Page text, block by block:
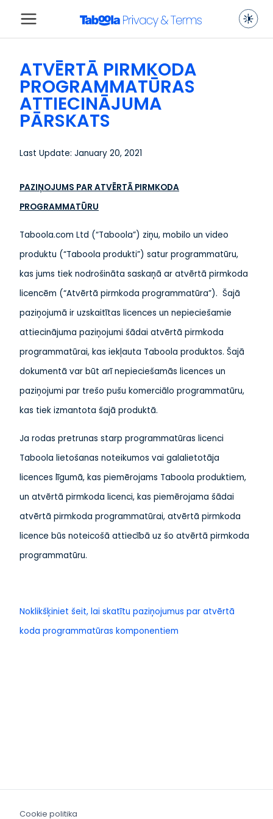
ATVĒRTĀ PIRMKODA
PROGRAMMATŪRAS
ATTIECINĀJUMA
PĀRSKATS
Last Update: January 20, 2021
PAZIŅOJUMS PAR ATVĒRTĀ PIRMKODA
PROGRAMMATŪRU
Taboola.com Ltd (“Taboola”) ziņu, mobilo un video
produktu (“Taboola produkti”) satur programmatūru,
kas jums tiek nodrošināta saskaņā ar atvērtā pirmkoda
licencēm (“Atvērtā pirmkoda programmatūra”). Šajā
paziņojumā ir uzskaitītas licences un nepieciešamie
attiecinājuma paziņojumi šādai atvērtā pirmkoda
programmatūrai, kas iekļauta Taboola produktos. Šajā
dokumentā var būt arī nepieciešamās licences un
paziņojumi par trešo pušu komerciālo programmatūru,
kas tiek izmantota šajā produktā.
Ja rodas pretrunas starp programmatūras licenci
Taboola lietošanas noteikumos vai galalietotāja
licences līgumā, kas piemērojams Taboola produktiem,
un atvērtā pirmkoda licenci, kas piemērojama šādai
atvērtā pirmkoda programmatūrai, atvērtā pirmkoda
licence būs noteicošā attiecībā uz šo atvērtā pirmkoda
programmatūru.
Noklikšķiniet šeit, lai skatītu paziņojumus par atvērtā
koda programmatūras komponentiem
Cookie politika